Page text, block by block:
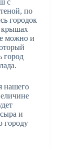
по
городок
крышах
можно и
город
нашего
и
городу